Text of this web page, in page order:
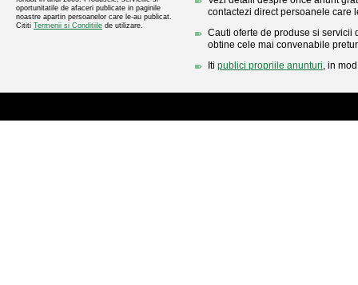
oportunitatile de afaceri publicate in paginile
noastre apartin persoanelor care le-au publicat.
Cititi Termenii si Conditiile de utilizare.
contactezi direct persoanele care
Cauti oferte de produse si servicii
obtine cele mai convenabile
Iti publici propriile anunturi, in